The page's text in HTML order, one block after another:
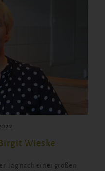
Wieske
Tag nach einer großen